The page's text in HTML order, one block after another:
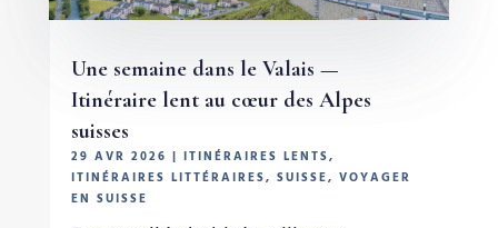
Une semaine dans le Valais —
Itinéraire lent au cœur des Alpes
suisses
29 AVR 2026 | ITINÉRAIRES LENTS,
ITINÉRAIRES LITTÉRAIRES, SUISSE, VOYAGER
EN SUISSE